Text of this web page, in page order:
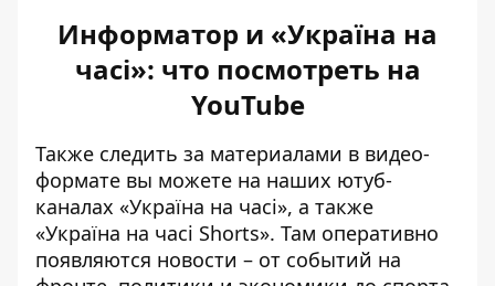
Информатор и «Україна на
часі»: что посмотреть на
YouTube
Также следить за материалами в видео-
формате вы можете на наших ютуб-
каналах «Україна на часі», а также
«Україна на часі Shorts». Там оперативно
появляются новости – от событий на